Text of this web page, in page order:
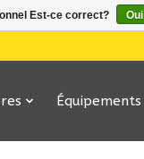
Équipements
Est-ce correct? Oui